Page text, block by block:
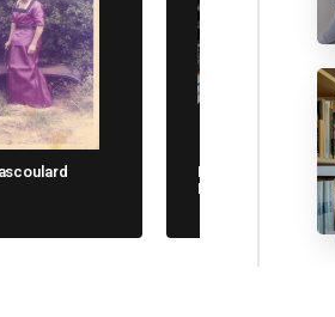
Michela Cane. Chi
Non Dimentica